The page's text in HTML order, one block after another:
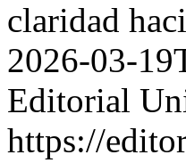
claridad
2026-03-
Editorial
https://